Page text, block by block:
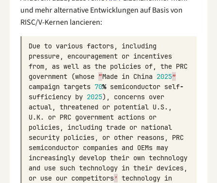
und mehr alternative Entwicklungen auf Basis von
RISC/V-Kernen lancieren:
Due to various factors,
including
pressure, encouragement or incentives
from, as well as the policies of, the PRC
government (whose “Made in China 2025”
campaign targets 70% semiconductor self-
sufficiency by 2025), concerns over
actual, threatened or potential U.S.,
U.K. or PRC government actions or
policies, including trade or national
security policies, or other reasons,
PRC
semiconductor companies and OEMs may
increasingly develop their own technology
and use such technology in their devices,
or use our competitors’ technology in